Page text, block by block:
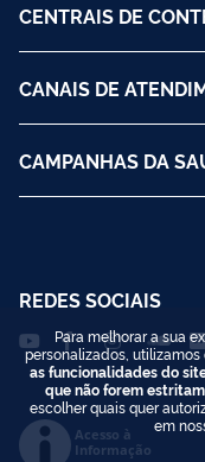
CENTRAIS DE
CANAIS DE
CAMPANHAS DA
REDES SOCIAIS
Acesso à
Informação
Para melhorar a sua
personalizados, utilizamos
as funcionalidades do
que não forem
escolher quais quer
em